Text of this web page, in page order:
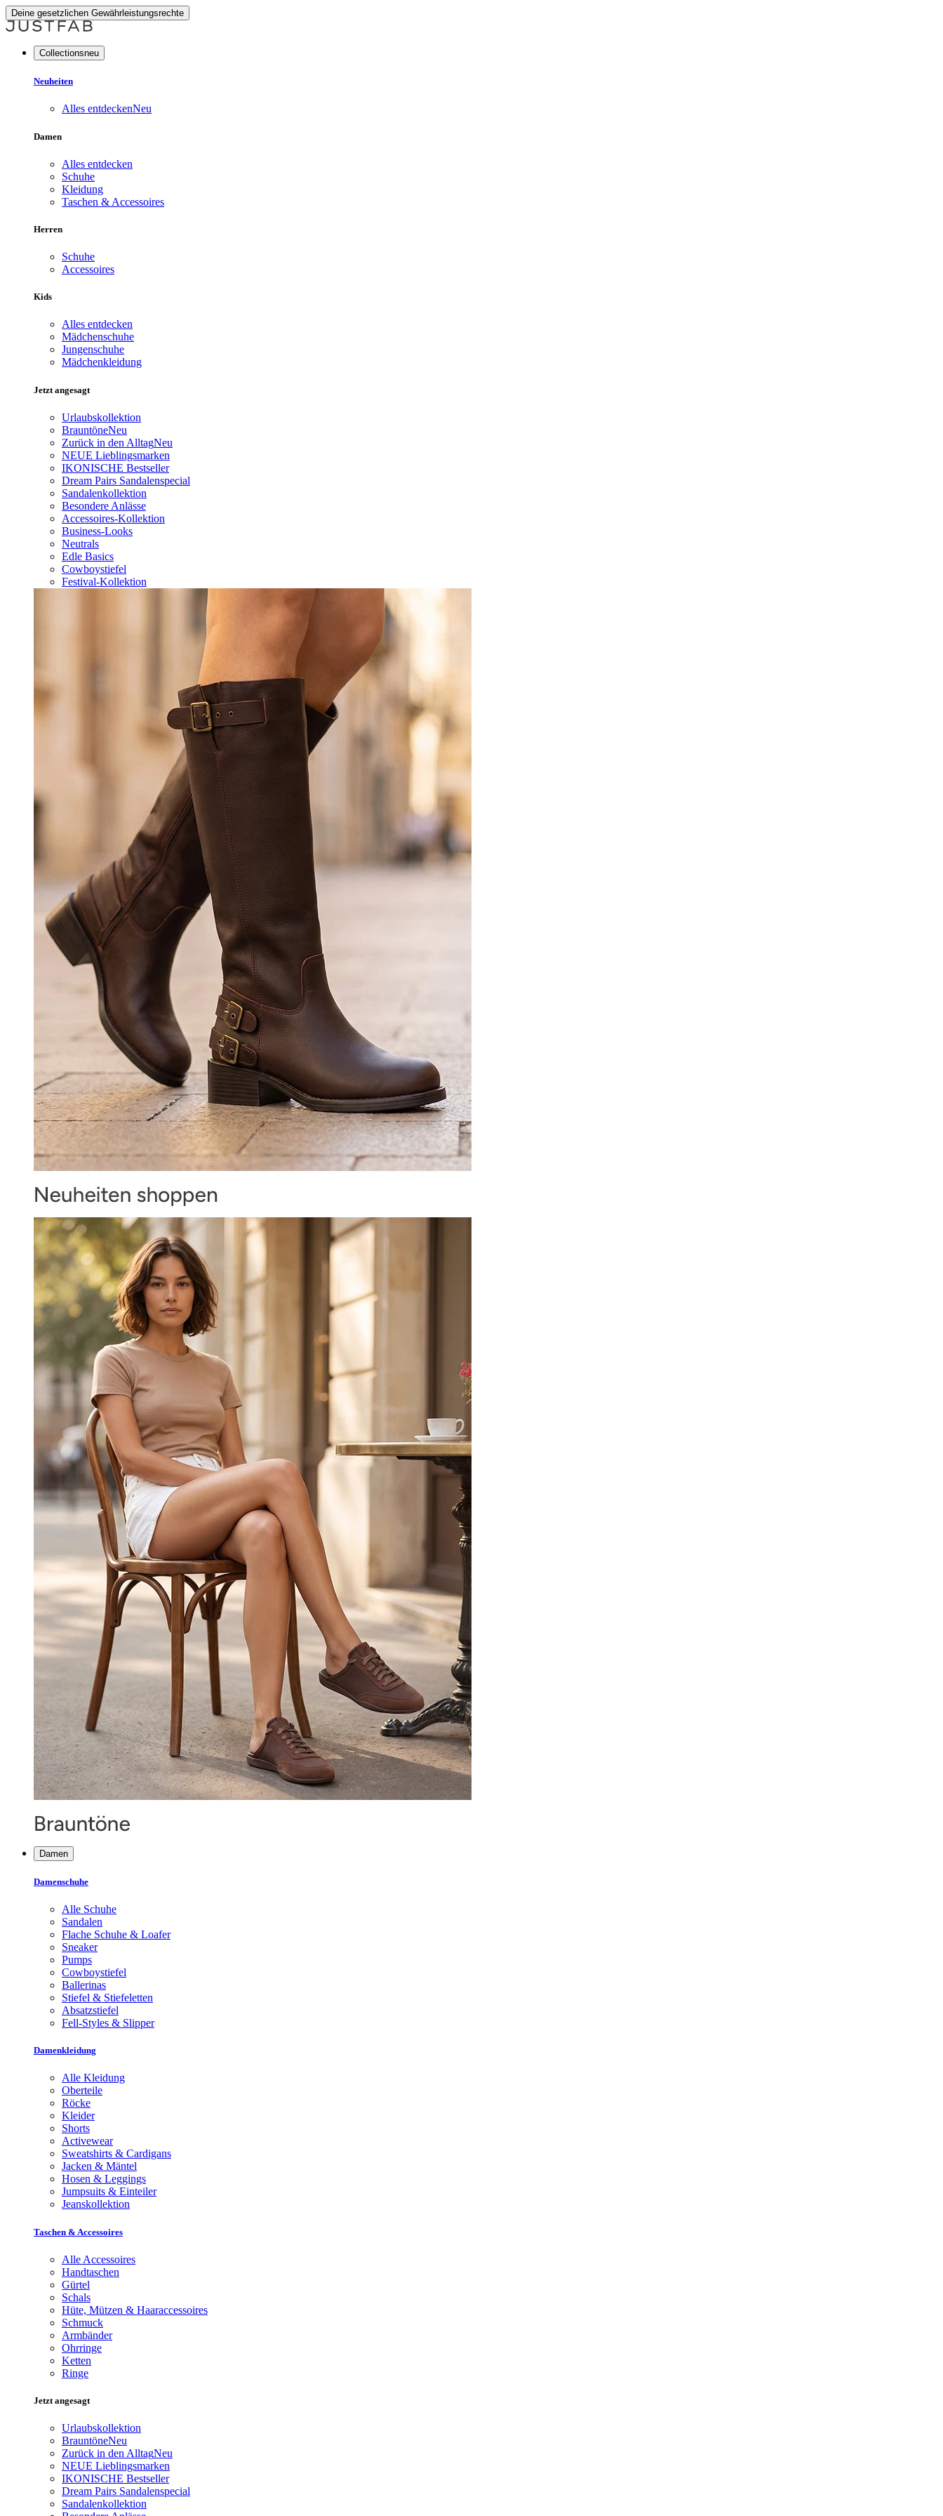
Deine gesetzlichen Gewährleistungsrechte
Collectionsneu
Neuheiten
Alles entdeckenNeu
Damen
Alles entdecken
Schuhe
Kleidung
Taschen & Accessoires
Herren
Schuhe
Accessoires
Kids
Alles entdecken
Mädchenschuhe
Jungenschuhe
Mädchenkleidung
Jetzt angesagt
Urlaubskollektion
BrauntöneNeu
Zurück in den AlltagNeu
NEUE Lieblingsmarken
IKONISCHE Bestseller
Dream Pairs Sandalenspecial
Sandalenkollektion
Besondere Anlässe
Accessoires-Kollektion
Business-Looks
Neutrals
Edle Basics
Cowboystiefel
Festival-Kollektion
Damen
Damenschuhe
Alle Schuhe
Sandalen
Flache Schuhe & Loafer
Sneaker
Pumps
Cowboystiefel
Ballerinas
Stiefel & Stiefeletten
Absatzstiefel
Fell-Styles & Slipper
Damenkleidung
Alle Kleidung
Oberteile
Röcke
Kleider
Shorts
Activewear
Sweatshirts & Cardigans
Jacken & Mäntel
Hosen & Leggings
Jumpsuits & Einteiler
Jeanskollektion
Taschen & Accessoires
Alle Accessoires
Handtaschen
Gürtel
Schals
Hüte, Mützen & Haaraccessoires
Schmuck
Armbänder
Ohrringe
Ketten
Ringe
Jetzt angesagt
Urlaubskollektion
BrauntöneNeu
Zurück in den AlltagNeu
NEUE Lieblingsmarken
IKONISCHE Bestseller
Dream Pairs Sandalenspecial
Sandalenkollektion